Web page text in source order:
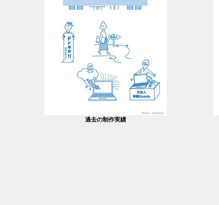
過去の制作実績